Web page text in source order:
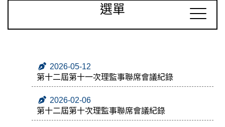
選單
2026-05-12
第十二屆第十一次理監事聯席會議紀錄
2026-02-06
第十二屆第十次理監事聯席會議紀錄